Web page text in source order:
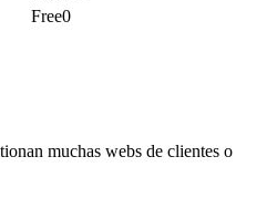
Free0
muchas webs de clientes o